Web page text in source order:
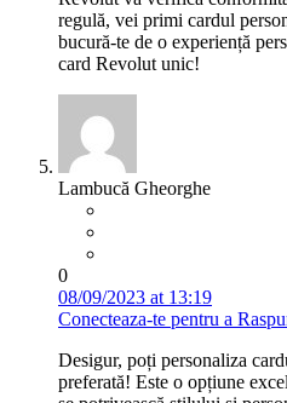
regulă, vei primi cardul
bucură-te de o experiență
card Revolut unic!
Lambucă Gheorghe
0
08/09/2023 at 13:19
Conecteaza-te pentru a
Desigur, poți personaliza
preferată! Este o opțiune